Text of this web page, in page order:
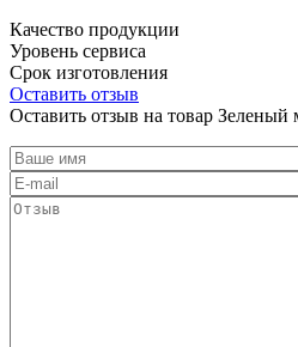
Качество продукции
Уровень сервиса
Срок изготовления
Оставить отзыв
Оставить отзыв на товар Зеленый